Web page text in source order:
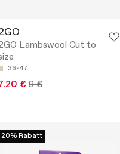
Lambswool Cut to
36-47
€ 9 €
20% Rabatt